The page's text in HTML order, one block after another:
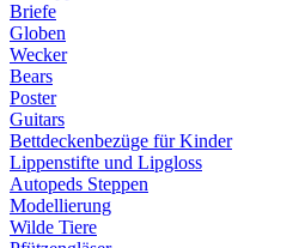
Briefe
Globen
Wecker
Bears
Poster
Guitars
Bettdeckenbezüge für Kinder
Lippenstifte und Lipgloss
Autopeds Steppen
Modellierung
Wilde Tiere